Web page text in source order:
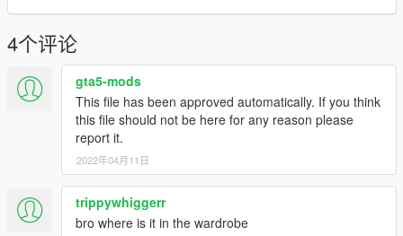
4个评论
gta5-mods
This file has been approved automatically. If you think
this file should not be here for any reason please
report it.
2022年04月11日
trippywhiggerr
bro where is it in the wardrobe